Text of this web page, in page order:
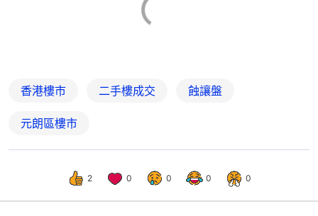
香港樓市 二手樓成交 蝕讓盤
元朗區樓市
2 0 0 0 0